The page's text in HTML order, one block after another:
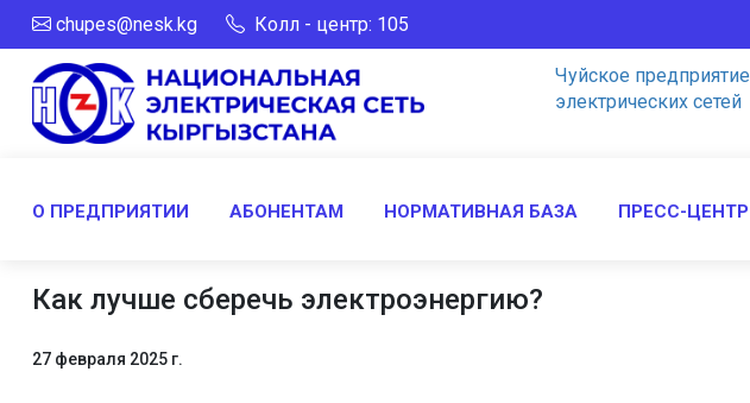
chupes@nesk.kg Колл - центр: 105
Чуйское предприятие
электрических сетей
О ПРЕДПРИЯТИИ АБОНЕНТАМ НОРМАТИВНАЯ БАЗА ПРЕСС-ЦЕНТР
Как лучше сберечь электроэнергию?
27 февраля 2025 г.